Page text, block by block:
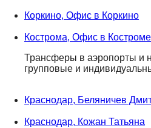
Коркино, Офис в Коркино
Кострома, Офис в Костроме
Трансферы в аэропорты и
групповые и
Краснодар, Беляничев
Краснодар, Кожан Татьяна